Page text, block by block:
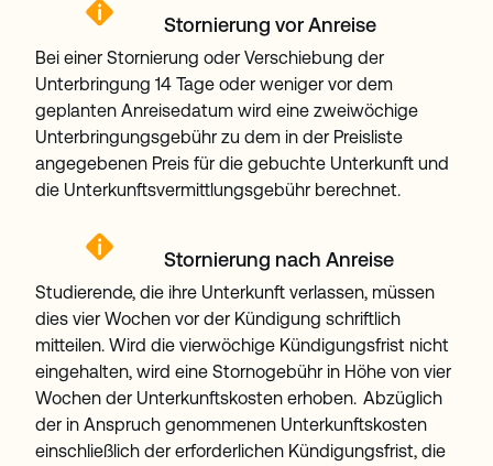
Stornierung vor Anreise
Bei einer Stornierung oder Verschiebung der
Unterbringung 14 Tage oder weniger vor dem
geplanten Anreisedatum wird eine zweiwöchige
Unterbringungsgebühr zu dem in der Preisliste
angegebenen Preis für die gebuchte Unterkunft und
die Unterkunftsvermittlungsgebühr berechnet.
Stornierung nach Anreise
Studierende, die ihre Unterkunft verlassen, müssen
dies vier Wochen vor der Kündigung schriftlich
mitteilen. Wird die vierwöchige Kündigungsfrist nicht
eingehalten, wird eine Stornogebühr in Höhe von vier
Wochen der Unterkunftskosten erhoben. Abzüglich
der in Anspruch genommenen Unterkunftskosten
einschließlich der erforderlichen Kündigungsfrist, die